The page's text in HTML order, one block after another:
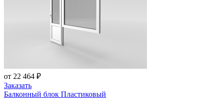
от 22 464 ₽
Заказать
Балконный блок Пластиковый